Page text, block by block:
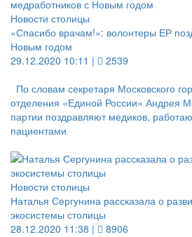
Новости столицы
«Спасибо врачам!»: волонтеры ЕР
Новым годом
29.12.2020 10:11 |
2539
По словам секретаря Московского
отделения «Единой России» Андрея
партии поздравляют медиков,
пациентами
Новости столицы
Наталья Сергунина рассказала о
экосистемы столицы
28.12.2020 11:38 |
8906